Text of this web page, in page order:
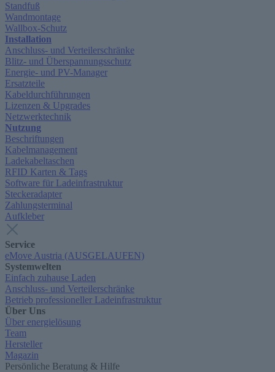
Standfuß
Wandmontage
Wallbox-Schutz
Installation
Anschluss- und Verteilerschränke
Blitz- und Überspannungsschutz
Energie- und PV-Manager
Ersatzteile
Kabeldurchführungen
Lizenzen & Upgrades
Netzwerktechnik
Nutzung
Beschriftungen
Kabelmanagement
Ladekabeltaschen
RFID Karten & Tags
Software für Ladeinfrastruktur
Steckeradapter
Zahlungsterminal
Aufkleber
Service
eMove Austria (AUSGELAUFEN)
Systemwelten
Einfach zuhause Laden
Anschluss- und Verteilerschränke
Betrieb professioneller Ladeinfrastruktur
Über Uns
Über energielösung
Team
Hersteller
Magazin
Persönliche Beratung & Hilfe